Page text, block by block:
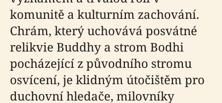
komunitě a kulturním zachování.
Chrám, který uchovává posvátné
relikvie Buddhy a strom Bodhi
pocházející z původního stromu
osvícení, je klidným útočištěm pro
duchovní hledače, milovníky